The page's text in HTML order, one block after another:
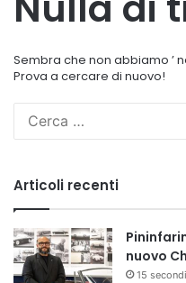
Sembra che non abbiamo ’
Prova a cercare di nuovo!
Articoli recenti
nuovo
15